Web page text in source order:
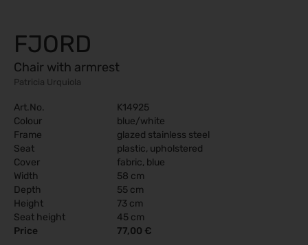
FJORD
Chair with armrest
Patricia Urquiola
Art.No.
K14925
Colour
blue/white
Frame
glazed stainless steel
Seat
plastic, upholstered
Cover
fabric, blue
Width
58 cm
Depth
55 cm
Height
73 cm
Seat height
45 cm
Price
77,00 €